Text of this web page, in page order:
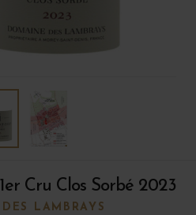
Cru Clos Sorbé 2023
LAMBRAYS